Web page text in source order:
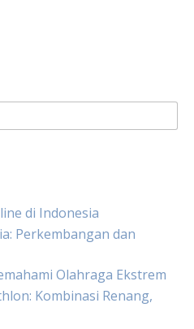
di Indonesia
Perkembangan dan
Olahraga Ekstrem
Kombinasi Renang,